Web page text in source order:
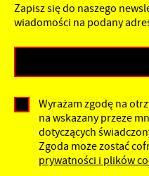
Zapisz się do naszego
wiadomości na podany
Wyrażam zgodę na
na wskazany przeze
dotyczących
Zgoda może zostać
prywatności i plików